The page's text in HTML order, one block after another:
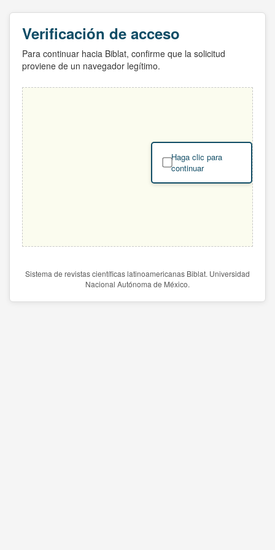
Verificación de acceso
Para continuar hacia Biblat, confirme que la solicitud
proviene de un navegador legítimo.
Haga clic para
continuar
Sistema de revistas científicas latinoamericanas Biblat. Universidad
Nacional Autónoma de México.